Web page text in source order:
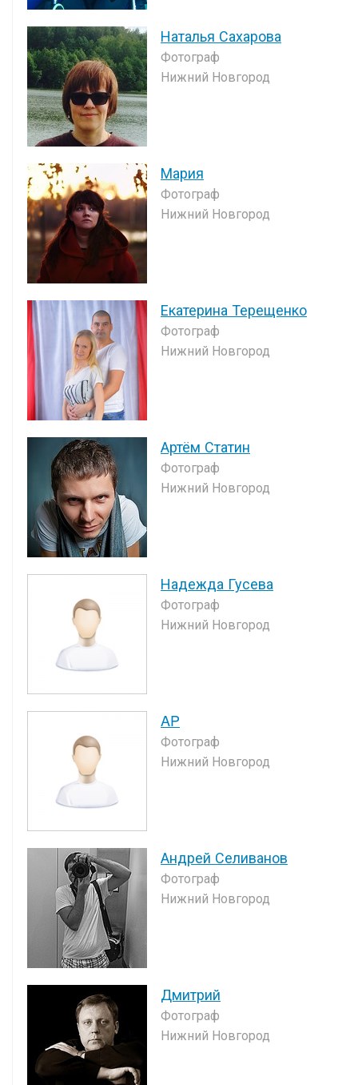
Наталья Сахарова
Фотограф
Нижний Новгород
Мария
Фотограф
Нижний Новгород
Екатерина Терещенко
Фотограф
Нижний Новгород
Артём Статин
Фотограф
Нижний Новгород
Надежда Гусева
Фотограф
Нижний Новгород
AP
Фотограф
Нижний Новгород
Андрей Селиванов
Фотограф
Нижний Новгород
Дмитрий
Фотограф
Нижний Новгород